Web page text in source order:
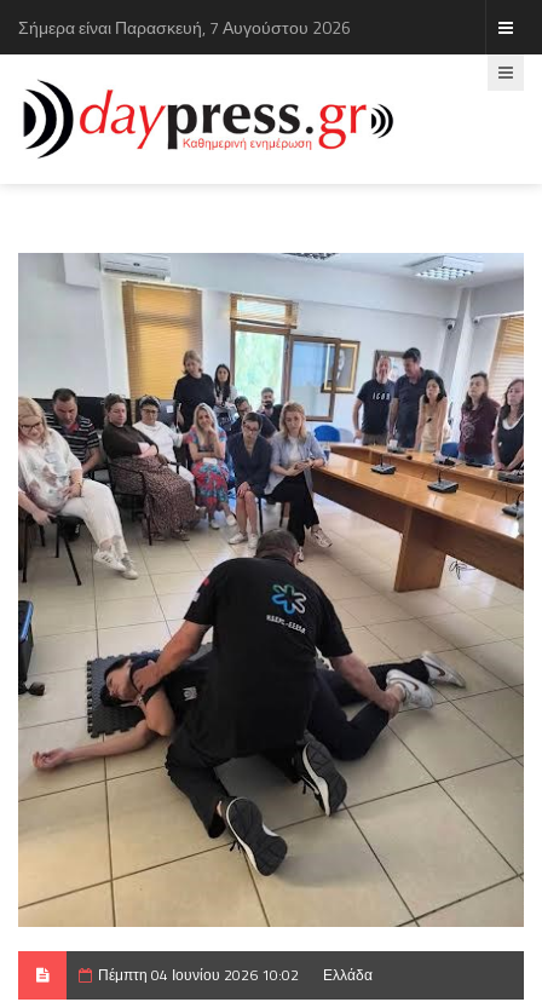
Σήμερα είναι Παρασκευή, 7 Αυγούστου 2026
Πέμπτη 04 Ιουνίου 2026 10:02 Ελλάδα